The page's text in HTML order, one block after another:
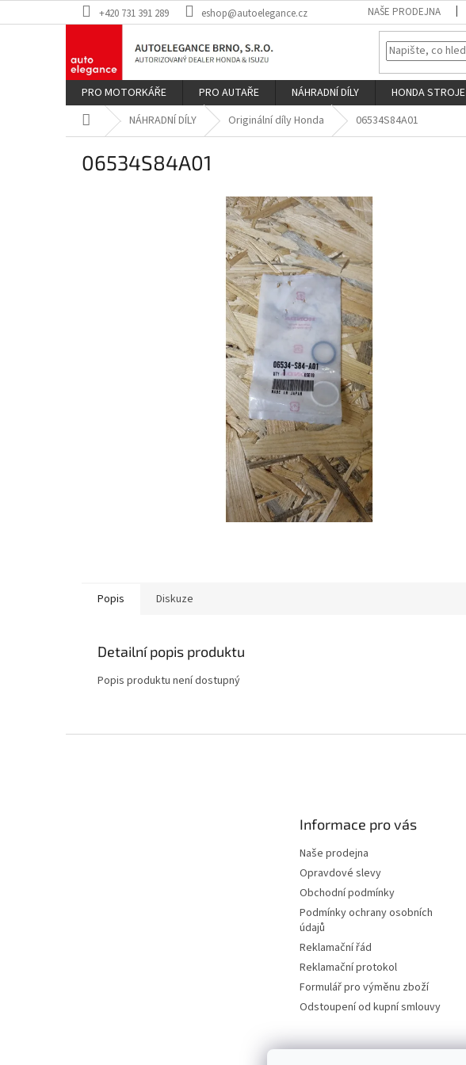
na
+420 731 391 289 eshop@autoelegance.cz NAŠE PRODEJNA
PRO MOTORKÁŘE PRO AUTAŘE NÁHRADNÍ DÍLY HONDA STROJE
Domů NÁHRADNÍ DÍLY Originální díly Honda 06534S84A01
06534S84A01
Popis Diskuze
Detailní popis produktu
Popis produktu není dostupný
Informace pro vás
Naše prodejna
Opravdové slevy
Obchodní podmínky
Podmínky ochrany osobních
údajů
Reklamační řád
Reklamační protokol
Formulář pro výměnu zboží
Odstoupení od kupní smlouvy